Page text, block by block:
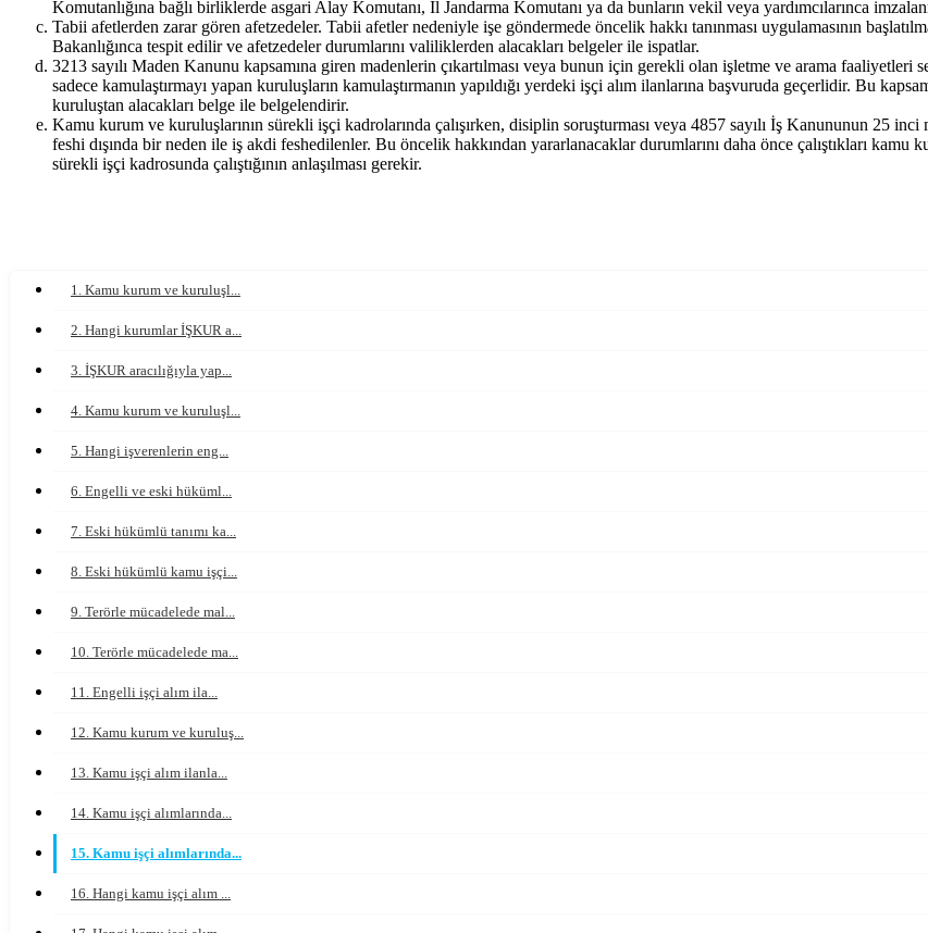
Komutanlığına bağlı birliklerde asgari Alay Komutanı, İl Jandarma Komutanı ya da bunların vekil veya yardımcılarınca
Tabii afetlerden zarar gören afetzedeler. Tabii afetler nedeniyle işe göndermede öncelik hakkı tanınması uygulamasının
Bakanlığınca tespit edilir ve afetzedeler durumlarını valiliklerden alacakları belgeler ile ispatlar.
3213 sayılı Maden Kanunu kapsamına giren madenlerin çıkartılması veya bunun için gerekli olan işletme ve arama faaliyetleri
sadece kamulaştırmayı yapan kuruluşların kamulaştırmanın yapıldığı yerdeki işçi alım ilanlarına başvuruda geçerlidir. Bu
kuruluştan alacakları belge ile belgelendirir.
Kamu kurum ve kuruluşlarının sürekli işçi kadrolarında çalışırken, disiplin soruşturması veya 4857 sayılı İş Kanununun 25
feshi dışında bir neden ile iş akdi feshedilenler. Bu öncelik hakkından yararlanacaklar durumlarını daha önce çalıştıkları
sürekli işçi kadrosunda çalıştığının anlaşılması gerekir.
1. Kamu kurum ve kuruluşl...
2. Hangi kurumlar İŞKUR a...
3. İŞKUR aracılığıyla yap...
4. Kamu kurum ve kuruluşl...
5. Hangi işverenlerin eng...
6. Engelli ve eski hüküml...
7. Eski hükümlü tanımı ka...
8. Eski hükümlü kamu işçi...
9. Terörle mücadelede mal...
10. Terörle mücadelede ma...
11. Engelli işçi alım ila...
12. Kamu kurum ve kuruluş...
13. Kamu işçi alım ilanla...
14. Kamu işçi alımlarında...
15. Kamu işçi alımlarında...
16. Hangi kamu işçi alım ...